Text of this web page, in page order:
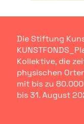
Die Stiftung
Kollektive, die
physischen
mit bis zu
bis 31. August